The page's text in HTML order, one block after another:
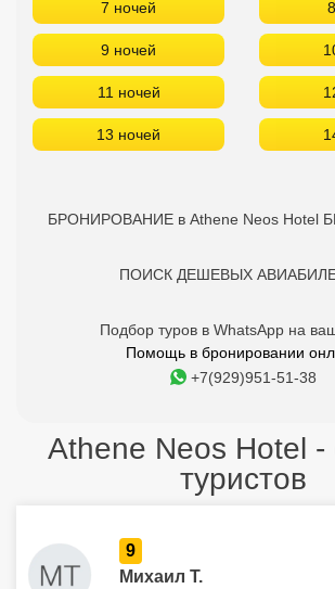
7 ночей
9 ночей
11 ночей
13 ночей
БРОНИРОВАНИЕ в Athene Neos Hotel
ПОИСК ДЕШЕВЫХ
Подбор туров в WhatsApp на
Помощь в бронировании
+7(929)951-51-38
Athene Neos Hotel -
туристов
9
Михаил Т.